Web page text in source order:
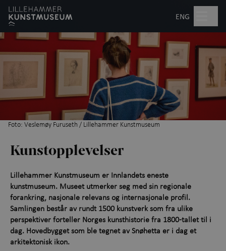
Hopp til hovedinnhold
ENG
Søk
Åpent kl. 10.00–17.00
Billetter
Planlegg besøk +
Hva skjer?
Utstillinger
Kunstopplevelser +
Aktiviteter for barn
Utforsk samlingen
Foto: Veslemøy Furuseth / Lillehammer Kunstmuseum
Kunstopplevelser
Lillehammer Kunstmuseum er Innlandets eneste
kunstmuseum. Museet utmerker seg med sin regionale
forankring, nasjonale relevans og internasjonale profil.
Samlingen består av rundt 1500 kunstverk som fra ulike
perspektiver forteller Norges kunsthistorie fra 1800-tallet til i
dag. Hovedbygget som ble tegnet av Snøhetta er i dag et
arkitektonisk ikon.